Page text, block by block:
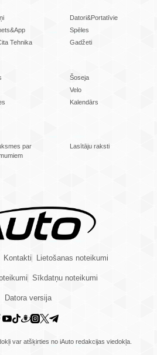
Datori&Portatīvie
Spēles
Tehnika
Gadžeti
Šoseja
Velo
Kalendārs
par
Lasītāju raksti
Kontakti Lietošanas noteikumi
Sīkdatņu noteikumi
Datora versija
var atšķirties no iAuto redakcijas viedokļa.